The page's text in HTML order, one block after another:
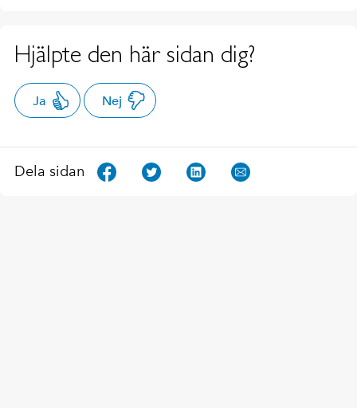
Hjälpte den här sidan dig?
Ja Nej
Dela sidan